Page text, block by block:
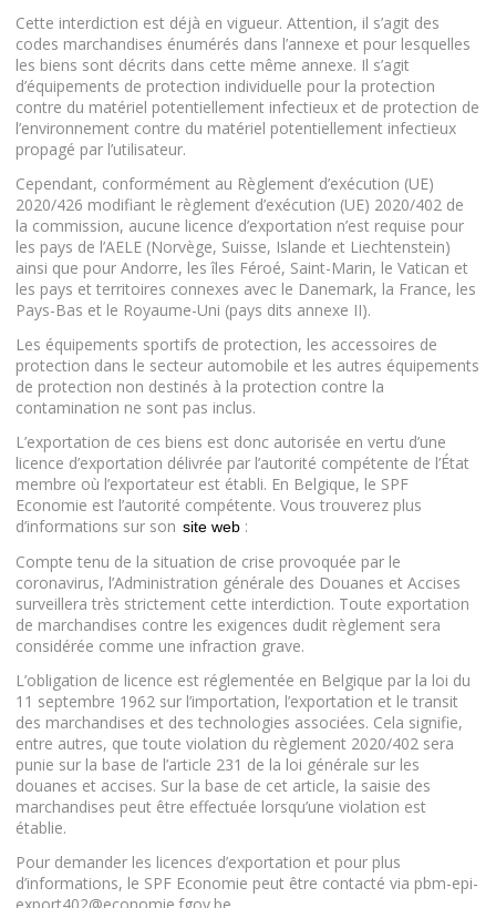
Cette interdiction est déjà en vigueur. Attention, il s’agit des
codes marchandises énumérés dans l’annexe et pour lesquelles
les biens sont décrits dans cette même annexe. Il s’agit
d’équipements de protection individuelle pour la protection
contre du matériel potentiellement infectieux et de protection de
l’environnement contre du matériel potentiellement infectieux
propagé par l’utilisateur.
Cependant, conformément au Règlement d’exécution (UE)
2020/426 modifiant le règlement d’exécution (UE) 2020/402 de
la commission, aucune licence d’exportation n’est requise pour
les pays de l’AELE (Norvège, Suisse, Islande et Liechtenstein)
ainsi que pour Andorre, les îles Féroé, Saint-Marin, le Vatican et
les pays et territoires connexes avec le Danemark, la France, les
Pays-Bas et le Royaume-Uni (pays dits annexe II).
Les équipements sportifs de protection, les accessoires de
protection dans le secteur automobile et les autres équipements
de protection non destinés à la protection contre la
contamination ne sont pas inclus.
L’exportation de ces biens est donc autorisée en vertu d’une
licence d’exportation délivrée par l’autorité compétente de l’État
membre où l’exportateur est établi. En Belgique, le SPF
Economie est l’autorité compétente. Vous trouverez plus
d’informations sur son site web :
Compte tenu de la situation de crise provoquée par le
coronavirus, l’Administration générale des Douanes et Accises
surveillera très strictement cette interdiction. Toute exportation
de marchandises contre les exigences dudit règlement sera
considérée comme une infraction grave.
L’obligation de licence est réglementée en Belgique par la loi du
11 septembre 1962 sur l’importation, l’exportation et le transit
des marchandises et des technologies associées. Cela signifie,
entre autres, que toute violation du règlement 2020/402 sera
punie sur la base de l’article 231 de la loi générale sur les
douanes et accises. Sur la base de cet article, la saisie des
marchandises peut être effectuée lorsqu’une violation est
établie.
Pour demander les licences d’exportation et pour plus
d’informations, le SPF Economie peut être contacté via pbm-epi-